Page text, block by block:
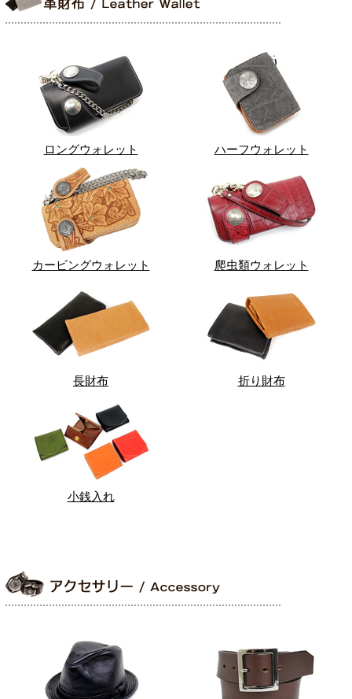
ロングウォレット ハーフウォレット
カービングウォレット 爬虫類ウォレット
長財布 折り財布
小銭入れ